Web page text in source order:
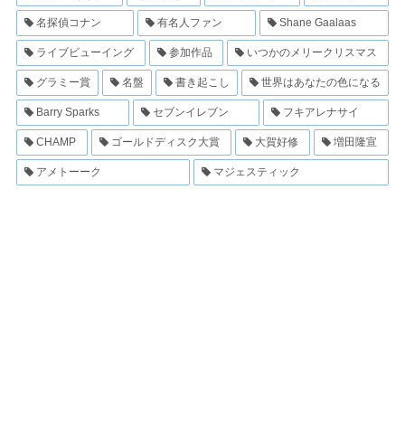
名探偵コナン 有名人ファン Shane Gaalaas
ライブビューイング 参加作品 いつかのメリークリスマス
グラミー賞 名盤 書き起こし 世界はあなたの色になる
Barry Sparks セブンイレブン フキアレナサイ
CHAMP ゴールドディスク大賞 大賀好修 増田隆宣
アメトーーク マジェスティック